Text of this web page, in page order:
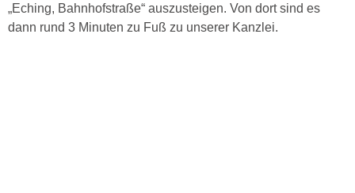
„Eching, Bahnhofstraße“ auszusteigen. Von dort sind es
dann rund 3 Minuten zu Fuß zu unserer Kanzlei.